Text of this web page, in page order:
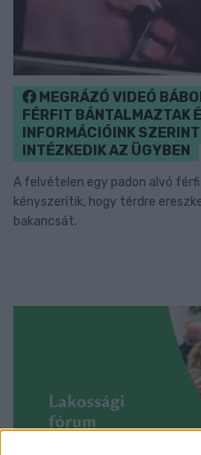
MEGRÁZÓ VIDEÓ
FÉRFIT BÁNTALMAZTAK
INFORMÁCIÓINK
INTÉZKEDIK AZ ÜGYBEN
A felvételen egy padon alvó
kényszerítik, hogy térdre
bakancsát.